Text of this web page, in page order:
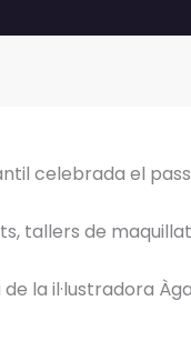
celebrada el
tallers de
la il·lustradora